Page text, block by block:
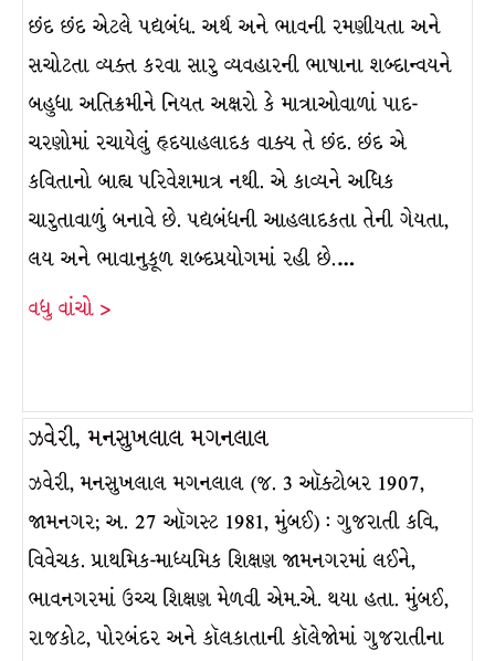
છંદ છંદ એટલે પદ્યબંધ. અર્થ અને ભાવની રમણીયતા અને
સચોટતા વ્યક્ત કરવા સારુ વ્યવહારની ભાષાના શબ્દાન્વયને
બહુધા અતિક્રમીને નિયત અક્ષરો કે માત્રાઓવાળાં પાદ-
ચરણોમાં રચાયેલું હૃદયાહલાદક વાક્ય તે છંદ. છંદ એ
કવિતાનો બાહ્ય પરિવેશમાત્ર નથી. એ કાવ્યને અધિક
ચારુતાવાળું બનાવે છે. પદ્યબંધની આહલાદકતા તેની ગેયતા,
લય અને ભાવાનુકૂળ શબ્દપ્રયોગમાં રહી છે.…
વધુ વાંચો >
ઝવેરી, મનસુખલાલ મગનલાલ
ઝવેરી, મનસુખલાલ મગનલાલ (જ. 3 ઑક્ટોબર 1907,
જામનગર; અ. 27 ઑગસ્ટ 1981, મુંબઈ) : ગુજરાતી કવિ,
વિવેચક. પ્રાથમિક-માધ્યમિક શિક્ષણ જામનગરમાં લઈને,
ભાવનગરમાં ઉચ્ચ શિક્ષણ મેળવી એમ.એ. થયા હતા. મુંબઈ,
રાજકોટ, પોરબંદર અને કૉલકાતાની કૉલેજોમાં ગુજરાતીના